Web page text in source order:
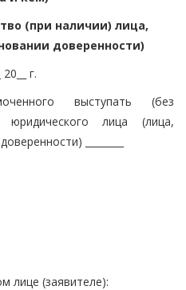
(при наличии) лица,
доверенности)
г.
выступать (без
лица (лица,
________
лице (заявителе):